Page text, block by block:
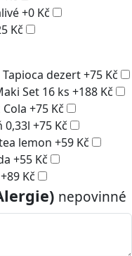
+0 Kč
Kč
Tapioca dezert+75 Kč
Set 16 ks +188 Kč
Cola +75 Kč
0,33l +75 Kč
lemon +59 Kč
+55 Kč
+89 Kč
nepovinné